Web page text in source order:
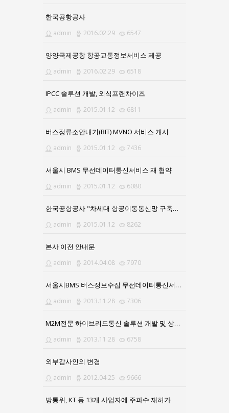
한국공항공사
admin 2016.02.29 6547
양양국제공항 항공교통정보서비스 제공
admin 2016.02.29 6518
IPCC 솔루션 개발, 외식프랜차이즈
admin 2015.01.12 6811
버스정류소안내기(BIT) MVNO 서비스 개시
admin 2015.01.12 7436
서울시 BMS 무선데이터통신서비스 재 협약
admin 2015.01.12 6080
한국공항공사 "차세대 항공이동통신망 구축사업" 수주
admin 2015.01.12 8262
본사 이전 안내문
admin 2014.04.08 7970
서울시BMS 버스정보수집 무선데이터통신서비스 연장 계약
admin 2013.11.28 7306
M2M전문 하이브리드통신 솔루션 개발 및 상용화 성공
admin 2013.11.28 6758
외부감사인의 변경
admin 2012.04.25 9666
방통위, KT 등 13개 사업자에 주파수 재허가